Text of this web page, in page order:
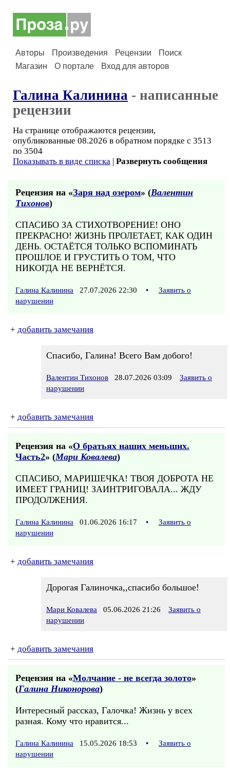
Авторы Произведения Рецензии
Поиск
Магазин
О портале Вход для авторов
Галина Калинина - написанные
рецензии
На странице отображаются рецензии,
опубликованные 08.2026 в обратном порядке с 3513
по 3504
Показывать в виде списка | Развернуть сообщения
Рецензия на «Заря над озером» (Валентин
Тихонов)
СПАСИБО ЗА СТИХОТВОРЕНИЕ! ОНО
ПРЕКРАСНО! ЖИЗНЬ ПРОЛЕТАЕТ, КАК ОДИН
ДЕНЬ. ОСТАЁТСЯ ТОЛЬКО ВСПОМИНАТЬ
ПРОШЛОЕ И ГРУСТИТЬ О ТОМ, ЧТО
НИКОГДА НЕ ВЕРНЁТСЯ.
Галина Калинина 27.07.2026 22:30 •
Заявить о
нарушении
+ добавить замечания
Спасибо, Галина! Всего Вам добого!
Валентин Тихонов 28.07.2026 03:09
Заявить о
нарушении
+ добавить замечания
Рецензия на «О братьях наших меньших.
Часть2» (Мари Ковалева)
СПАСИБО, МАРИШЕЧКА! ТВОЯ ДОБРОТА НЕ
ИМЕЕТ ГРАНИЦ! ЗАИНТРИГОВАЛА... ЖДУ
ПРОДОЛЖЕНИЯ.
Галина Калинина 01.06.2026 16:17 •
Заявить о
нарушении
+ добавить замечания
Дорогая Галиночка,,спасибо большое!
Мари Ковалева 05.06.2026 21:26
Заявить о
нарушении
+ добавить замечания
Рецензия на «Молчание - не всегда золото»
(Галина Никонорова)
Интересный рассказ, Галочка! Жизнь у всех
разная. Кому что нравится...
Галина Калинина 15.05.2026 18:53 •
Заявить о
нарушении